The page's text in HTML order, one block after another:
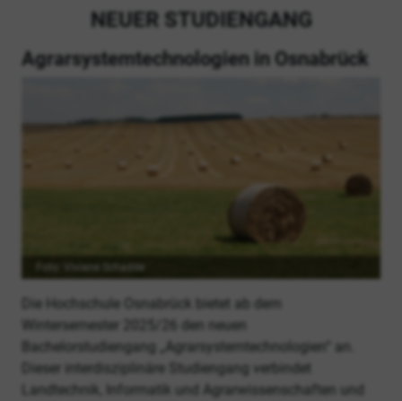
NEUER STUDIENGANG
Agrarsystemtechnologien in Osnabrück
Foto: Viviane Schadde
Die Hochschule Osnabrück bietet ab dem
Wintersemester 2025/26 den neuen
Bachelorstudiengang „Agrarsystemtechnologien“ an.
Dieser interdisziplinäre Studiengang verbindet
Landtechnik, Informatik und Agrarwissenschaften und